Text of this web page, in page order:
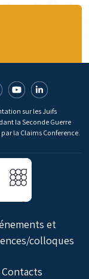
sur les Juifs
la Seconde Guerre
la Claims Conference.
et
colloques
Contacts